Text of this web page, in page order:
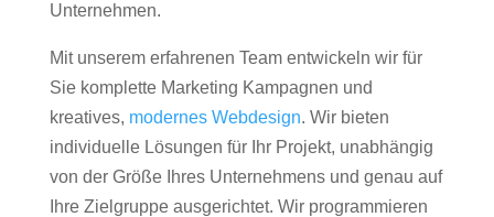
Unternehmen.
Mit unserem erfahrenen Team entwickeln wir für
Sie komplette Marketing Kampagnen und
kreatives, modernes Webdesign. Wir bieten
individuelle Lösungen für Ihr Projekt, unabhängig
von der Größe Ihres Unternehmens und genau auf
Ihre Zielgruppe ausgerichtet. Wir programmieren